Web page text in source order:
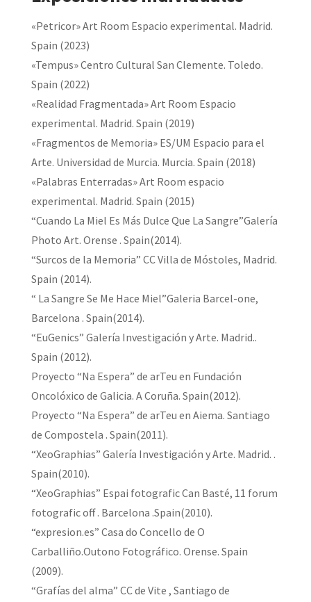
«Petricor» Art Room Espacio experimental. Madrid.
Spain (2023)
«Tempus» Centro Cultural San Clemente. Toledo.
Spain (2022)
«Realidad Fragmentada» Art Room Espacio
experimental. Madrid. Spain (2019)
«Fragmentos de Memoria» ES/UM Espacio para el
Arte. Universidad de Murcia. Murcia. Spain (2018)
«Palabras Enterradas» Art Room espacio
experimental. Madrid. Spain (2015)
“Cuando La Miel Es Más Dulce Que La Sangre”Galería
Photo Art. Orense . Spain(2014).
“Surcos de la Memoria” CC Villa de Móstoles, Madrid.
Spain (2014).
“ La Sangre Se Me Hace Miel”Galeria Barcel-one,
Barcelona . Spain(2014).
“EuGenics” Galería Investigación y Arte. Madrid..
Spain (2012).
Proyecto “Na Espera” de arTeu en Fundación
Oncolóxico de Galicia. A Coruña. Spain(2012).
Proyecto “Na Espera” de arTeu en Aiema. Santiago
de Compostela . Spain(2011).
“XeoGraphias” Galería Investigación y Arte. Madrid. .
Spain(2010).
“XeoGraphias” Espai fotografic Can Basté, 11 forum
fotografic off . Barcelona .Spain(2010).
“expresion.es” Casa do Concello de O
Carballiño.Outono Fotográfico. Orense. Spain
(2009).
“Grafías del alma” CC de Vite , Santiago de